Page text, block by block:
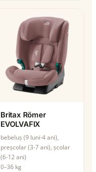
Britax Römer
EVOLVAFIX
bebeluș (9 luni-4 ani),
preșcolar (3-7 ani), școlar
(6-12 ani)
0–36 kg